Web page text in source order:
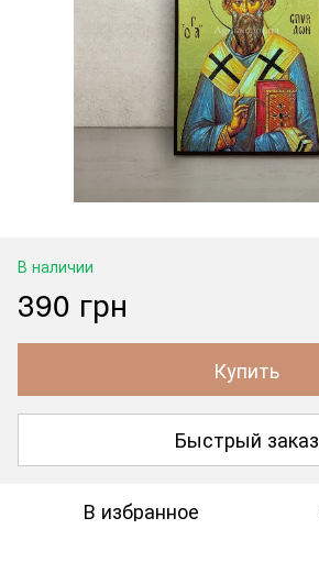
В наличии
390 грн
Купить
Быстрый заказ
В избранное